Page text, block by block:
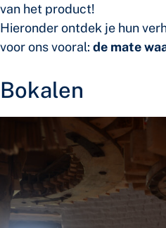
van het product!
Hieronder ontdek je hun
voor ons vooral: de mate
Bokalen